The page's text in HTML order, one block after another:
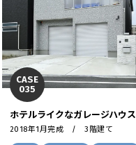
CASE
035
ホテルライクなガレージハウス
2018年1月完成 / 3階建て